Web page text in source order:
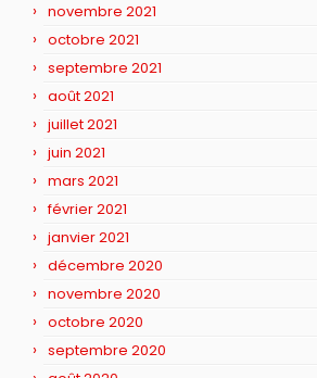
novembre 2021
octobre 2021
septembre 2021
août 2021
juillet 2021
juin 2021
mars 2021
février 2021
janvier 2021
décembre 2020
novembre 2020
octobre 2020
septembre 2020